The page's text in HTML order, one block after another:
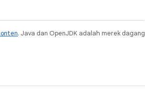
. Java dan OpenJDK adalah merek dagang